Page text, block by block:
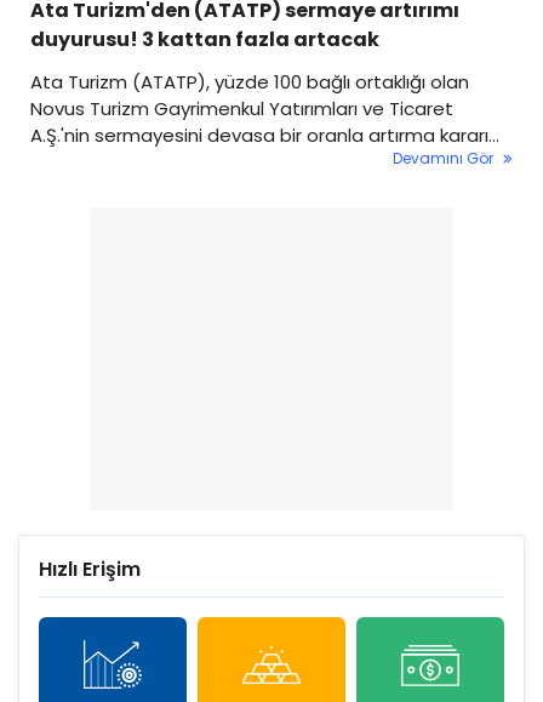
Ata Turizm'den (ATATP) sermaye artırımı
duyurusu! 3 kattan fazla artacak
Ata Turizm (ATATP), yüzde 100 bağlı ortaklığı olan
Novus Turizm Gayrimenkul Yatırımları ve Ticaret
A.Ş.'nin sermayesini devasa bir oranla artırma kararı
aldığını Kamuyu Aydınlatma Platformu (KAP)Devamını Gör
Hızlı Erişim